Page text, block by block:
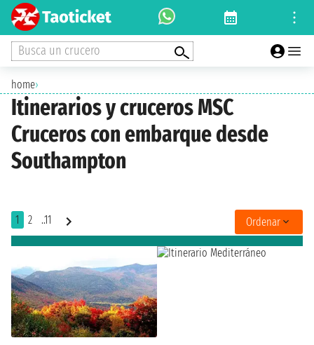
Busca un crucero
home›
Itinerarios y cruceros MSC
Cruceros con embarque desde
Southampton
1 2 ..11 Ordenar